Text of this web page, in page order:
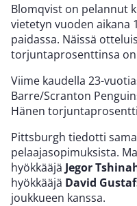
Blomqvist on pelannut
vietetyn vuoden aikana
paidassa. Näissä
torjuntaprosenttinsa on
Viime kaudella 23-
Barre/Scranton
Hänen
Pittsburgh tiedotti
pelaajasopimuksista.
hyökkääjä Jegor
hyökkääjä David
joukkueen kanssa.